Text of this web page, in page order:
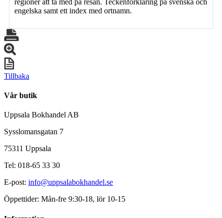
engelska samt ett index med ortnamn.
Tillbaka
Vår butik
Uppsala Bokhandel AB
Sysslomansgatan 7
75311 Uppsala
Tel: 018-65 33 30
E-post: info@uppsalabokhandel.se
Öppettider: Mån-fre 9:30-18, lör 10-15